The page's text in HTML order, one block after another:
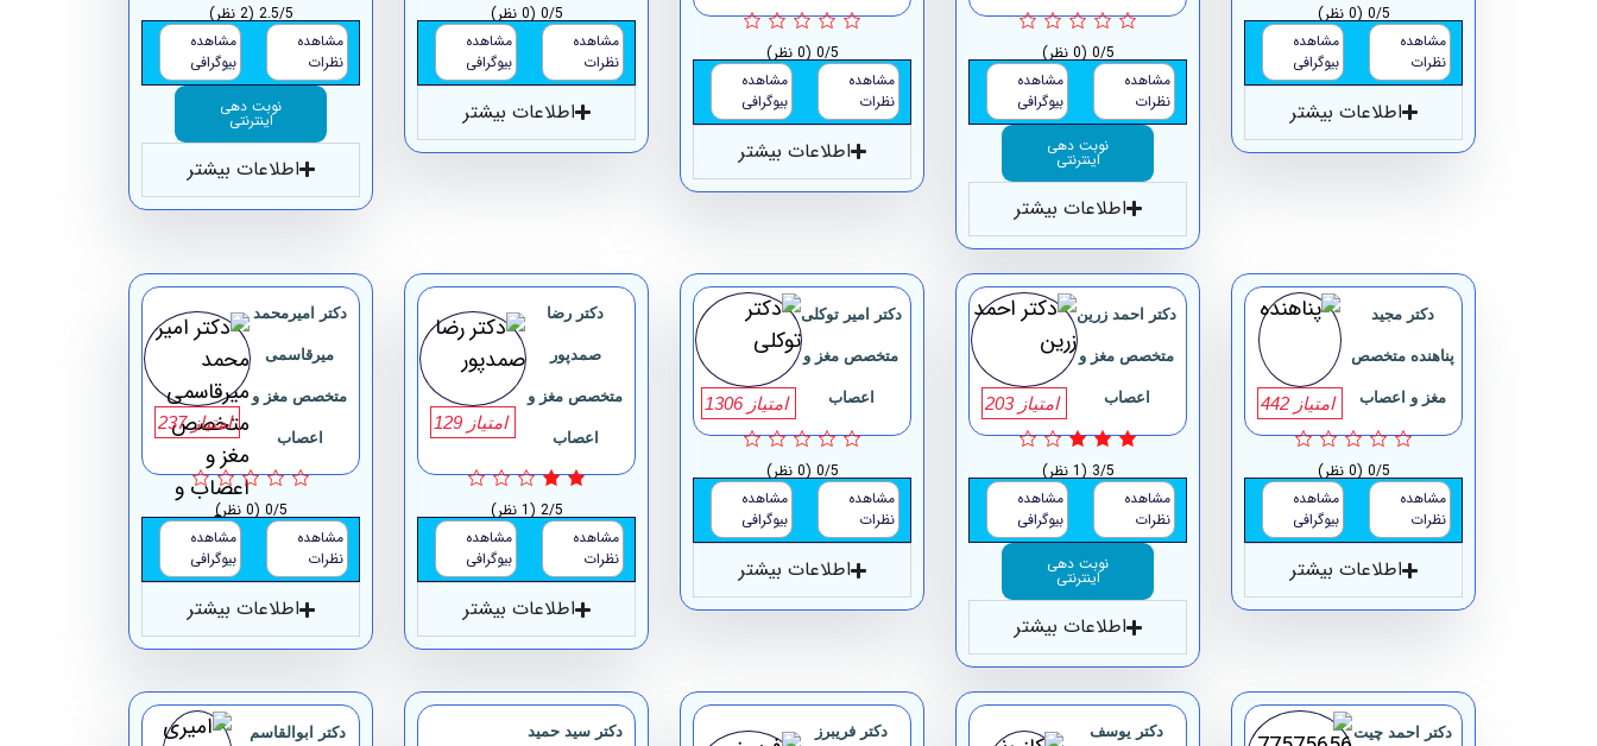
0/5 (0 نظر)
مشاهده
نظرات
مشاهده
بیوگرافی
اطلاعات بیشتر
0/5 (0 نظر)
مشاهده
نظرات
مشاهده
بیوگرافی
نوبت دهی
اینترنتی
اطلاعات بیشتر
0/5 (0 نظر)
مشاهده
نظرات
مشاهده
بیوگرافی
اطلاعات بیشتر
0/5 (0 نظر)
مشاهده
نظرات
مشاهده
بیوگرافی
اطلاعات بیشتر
2.5/5 (2 نظر)
مشاهده
نظرات
مشاهده
بیوگرافی
نوبت دهی
اینترنتی
اطلاعات بیشتر
دکتر مجید
پناهنده متخصص
مغز و اعصاب امتیاز 442
0/5 (0 نظر)
مشاهده
نظرات
مشاهده
بیوگرافی
اطلاعات بیشتر
دکتر احمد زرین
متخصص مغز و
اعصاب امتیاز 203
3/5 (1 نظر)
مشاهده
نظرات
مشاهده
بیوگرافی
نوبت دهی
اینترنتی
اطلاعات بیشتر
دکتر امیر توکلی
متخصص مغز و
اعصاب امتیاز 1306
0/5 (0 نظر)
مشاهده
نظرات
مشاهده
بیوگرافی
اطلاعات بیشتر
دکتر رضا
صمدپور
متخصص مغز و
اعصاب
امتیاز 129
2/5 (1 نظر)
مشاهده
نظرات
مشاهده
بیوگرافی
اطلاعات بیشتر
دکتر امیرمحمد
میرقاسمی
متخصص مغز و
اعصاب
امتیاز 237
0/5 (0 نظر)
مشاهده
نظرات
مشاهده
بیوگرافی
اطلاعات بیشتر
دکتر احمد چیت دکتر یوسف دکتر فریبرز دکتر سید حمید دکتر ابوالقاسم